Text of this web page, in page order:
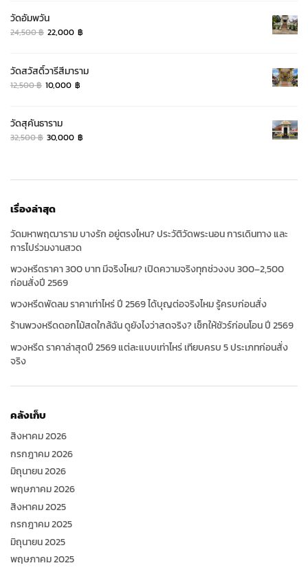
42,500 ฿.
วัดอัมพวัน
24,500฿ Original
24,500 ฿.
22,000 ฿
22,000 ฿.
วัดสวัสดิ์วารีสีมาราม
12,500฿ Original
12,500 ฿.
10,000 ฿
วัดสุคันธาราม
32,500฿ Original
32,500 ฿.
30,000 ฿
30,000 ฿.
เรื่องล่าสุด
วัดมหาพฤฒาราม บางรัก อยู่ตรงไหน? ประวัติวัดพระนอน การเดินทาง และ
การไปร่วมงานสวด
พวงหรีดราคา 300 บาท มีจริงไหม? เปิดความจริงทุกช่วงงบ 300–2,500
ก่อนสั่งปี 2569
พวงหรีดพัดลม ราคาเท่าไหร่ ปี 2569 ได้บุญต่อจริงไหม รู้ครบก่อนสั่ง
ร้านพวงหรีดดอกไม้สดใกล้ฉัน ดูยังไงว่าสดจริง? เช็กให้ชัวร์ก่อนโอน ปี 2569
พวงหรีด ราคาล่าสุดปี 2569 แต่ละแบบเท่าไหร่ เทียบครบ 5 ประเภทก่อนสั่ง
จริง
คลังเก็บ
สิงหาคม 2026
กรกฎาคม 2026
มิถุนายน 2026
พฤษภาคม 2026
สิงหาคม 2025
กรกฎาคม 2025
มิถุนายน 2025
พฤษภาคม 2025